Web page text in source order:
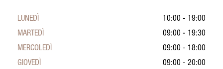
LUNEDÌ
10:00 - 19:00
MARTEDÌ
09:00 - 19:30
MERCOLEDÌ
09:00 - 18:00
GIOVEDÌ
09:00 - 20:00